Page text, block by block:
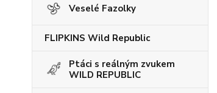
Veselé Fazolky
FLIPKINS Wild Republic
Ptáci s reálným zvukem
WILD REPUBLIC